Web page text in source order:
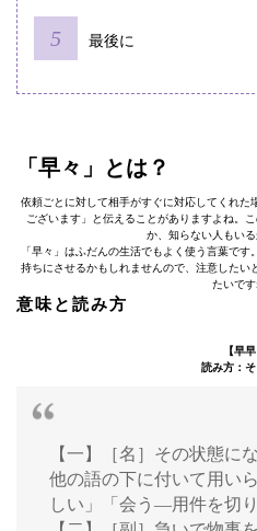
最後に
「早々」とは？
依頼ごとに対して相手がすぐに対応してくれた
ございます」と伝えることがありますよね。
か、知らない人もいる
「早々」はふだんの生活でもよく使う言葉で
持ちにさせるかもしれませんので、注意したい
たいです
意味と読み方
【早早
読み方：そ
【一】［名］その状態に
他の語の下に付いて用い
しい」「会う—用件を切り